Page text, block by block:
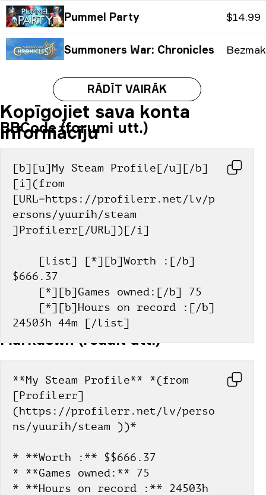
Pummel Party $14.99
Summoners War: Chronicles
RĀDĪT VAIRĀK
Kopīgojiet sava konta
informāciju
BBCode (forumi utt.)
[b][u]My Steam Profile[/u][/b]
[i](from
[URL=https://profilerr.net/lv/p
ersons/yuurih/steam
]Profilerr[/URL])[/i]
$666.37
    [*][b]Games owned:[/b] 75
24503h 44m [/list]
Markdown (reddit utt.)
**My Steam Profile** *(from
[Profilerr]
(https://profilerr.net/lv/perso
ns/yuurih/steam ))*
* **Worth :** $$666.37
* **Games owned:** 75
* **Hours on record :** 24503h